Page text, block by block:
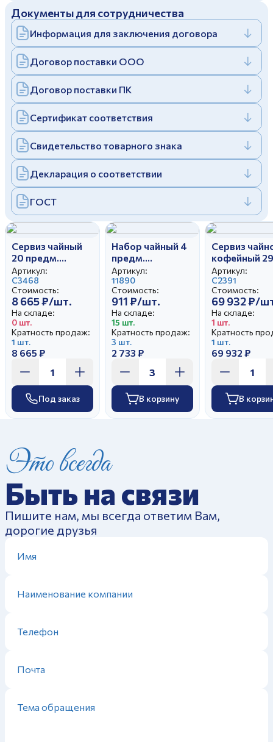
Отправить
Заполняя и отправляя форму, вы соглашаетесь
cполитикой конфиденциальности
Заполняя и отправляя форму, вы соглашаетесь
cполитикой конфиденциальности
Дулевский фарфоровый завод ©
Политика конфиденциальности
Документы для сотрудничества
Информация для заключения договора
Договор поставки ООО
Договор поставки ПК
Сертификат соответствия
Свидетельство товарного знака
Декларация о соответствии
ГОСТ
Сервиз чайный
20 предм.
Гранатовый
Кизил
Артикул:
С3468
Стоимость:
8 665 ₽/шт.
На складе:
0 шт.
Кратность продаж:
1 шт.
8 665 ₽
Под заказ
Набор чайный 4
предм.
Цветочный
вальс
Гранатовый И.У.
Артикул:
11890
Стоимость:
911 ₽/шт.
На складе:
15 шт.
Кратность продаж:
3 шт.
2 733 ₽
В корзину
Сервиз
кофейный 29
предм.
Аппетитный
Дворянский
Бирюзовый
Артикул:
С2391
Стоимость:
69 932 ₽/
На складе:
1 шт.
Кратность
1 шт.
69 932 ₽
В
Это всегда
Быть на связи
Пишите нам, мы всегда ответим Вам,
дорогие друзья